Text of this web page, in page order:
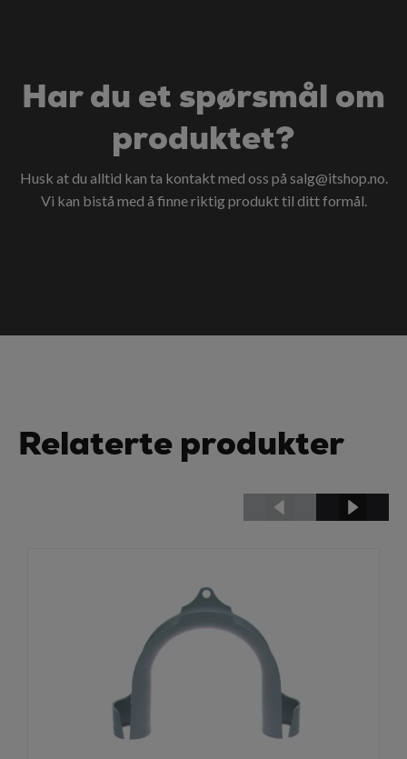
Har du et spørsmål om
produktet?
Husk at du alltid kan ta kontakt med oss på salg@itshop.no.
Vi kan bistå med å finne riktig produkt til ditt formål.
Relaterte produkter